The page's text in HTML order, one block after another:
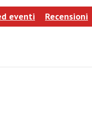
eventi Recensioni